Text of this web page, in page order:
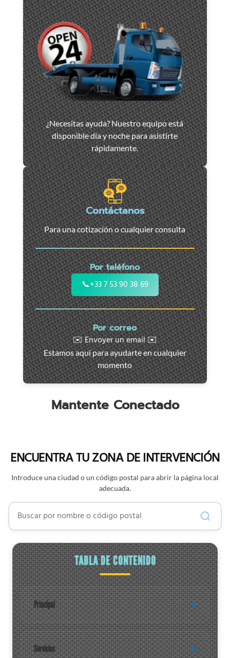
Asistencia
y
remolque
de
coches
en
Marsella
-
Servicio
24/7
para
coches,
motos
y
vehículos
utilitarios.
Intervención
rápida
en
toda
la
región
¿Necesitas ayuda? Nuestro equipo está
disponible día y noche para asistirte
rápidamente.
Contáctanos
Para una cotización o cualquier consulta
Por teléfono
📞+33 7 53 90 38 69
Por correo
✉️ Envoyer un email ✉️
Estamos aquí para ayudarte en cualquier
momento
Mantente Conectado
ENCUENTRA TU ZONA DE INTERVENCIÓN
Introduce una ciudad o un código postal para abrir la página local
adecuada.
Buscar por nombre o código postal
TABLA DE CONTENIDO
Principal
Servicios